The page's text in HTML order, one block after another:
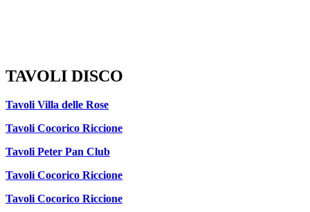
TAVOLI DISCO
Tavoli Villa delle Rose
Tavoli Cocorico Riccione
Tavoli Peter Pan Club
Tavoli Cocorico Riccione
Tavoli Cocorico Riccione